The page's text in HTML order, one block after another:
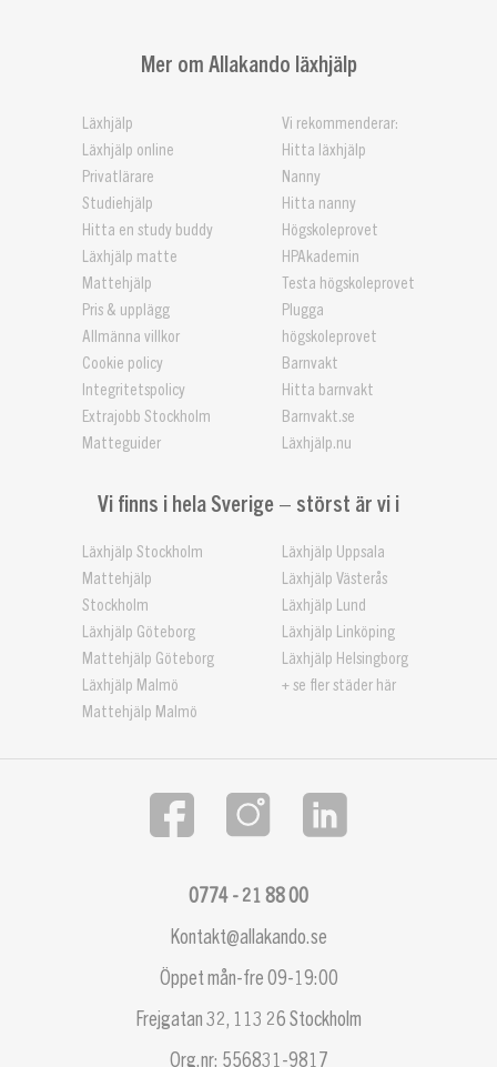
Mer om Allakando läxhjälp
Läxhjälp
Läxhjälp online
Privatlärare
Studiehjälp
Hitta en study buddy
Läxhjälp matte
Mattehjälp
Pris & upplägg
Allmänna villkor
Cookie policy
Integritetspolicy
Extrajobb Stockholm
Matteguider
Vi rekommenderar:
Hitta läxhjälp
Nanny
Hitta nanny
Högskoleprovet
HPAkademin
Testa högskoleprovet
Plugga
högskoleprovet
Barnvakt
Hitta barnvakt
Barnvakt.se
Läxhjälp.nu
Vi finns i hela Sverige – störst är vi i
Läxhjälp Stockholm
Mattehjälp
Stockholm
Läxhjälp Göteborg
Mattehjälp Göteborg
Läxhjälp Malmö
Mattehjälp Malmö
Läxhjälp Uppsala
Läxhjälp Västerås
Läxhjälp Lund
Läxhjälp Linköping
Läxhjälp Helsingborg
+ se fler städer här
Kontakt@allakando.se
0774 - 21 88 00
Öppet mån-fre 09-19:00
Frejgatan 32, 113 26 Stockholm
Org.nr: 556831-9817